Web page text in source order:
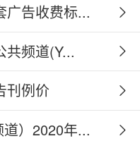
广告收费标...
共频道(Y...
刊例价
）2020年...